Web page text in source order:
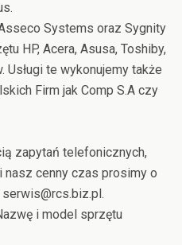
Systems oraz Sygnity
HP, Acera, Asusa, Toshiby,
Usługi te wykonujemy także
Firm jak Comp S.A czy
zapytań telefonicznych,
cenny czas prosimy o
i model sprzętu